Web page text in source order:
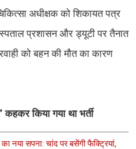
अधीक्षक को शिकायत पत्र
प्रशासन और ड्यूटी पर तैनात
को बहन की मौत का कारण
किया गया था भर्ती
नया सपना: चांद पर बसेंगी फैक्ट्रियां,